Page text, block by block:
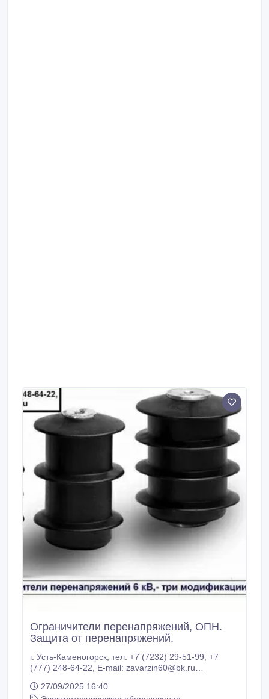
Ограничители перенапряжений, ОПН.
Защита от перенапряжений.
г. Усть-Каменогорск, тел. +7 (7232) 29-51-99, +7
(777) 248-64-22, E-mail: zavarzin60@bk.ru
Ф), в полимерном или фарфоровом корпусе - для27/09/2025 16:40